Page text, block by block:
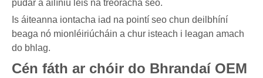
púdar a ailíniú leis na treoracha seo.
Is áiteanna iontacha iad na pointí seo chun deilbhíní
beaga nó mionléiriúcháin a chur isteach i leagan amach
do bhlag.
Cén fáth ar chóir do Bhrandaí OEM